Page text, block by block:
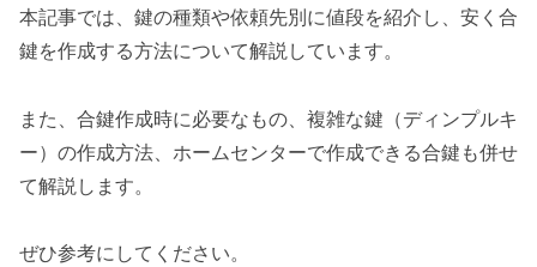
本記事では、鍵の種類や依頼先別に値段を紹介し、安く合
鍵を作成する方法について解説しています。
また、合鍵作成時に必要なもの、複雑な鍵（ディンプルキ
ー）の作成方法、ホームセンターで作成できる合鍵も併せ
て解説します。
ぜひ参考にしてください。